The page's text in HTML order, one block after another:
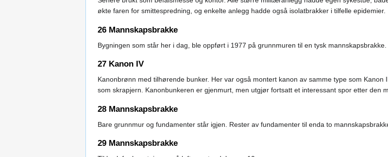
økte faren for smittespredning, og enkelte anlegg hadde også isolatbrakker i tilfelle epidemier.
26 Mannskapsbrakke
Bygningen som står her i dag, ble oppført i 1977 på grunnmuren til en tysk
27 Kanon IV
Kanonbrønn med tilhørende bunker. Her var også montert kanon av samme type som
som skrapjern. Kanonbunkeren er gjenmurt, men utgjør fortsatt et interessant spor etter den
28 Mannskapsbrakke
Bare grunnmur og fundamenter står igjen. Rester av fundamenter til enda to
29 Mannskapsbrakke